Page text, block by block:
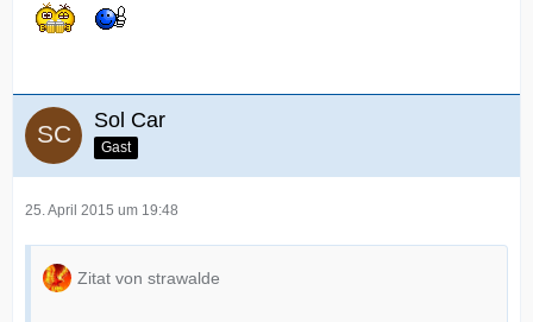
Sol Car
Gast
25. April 2015 um 19:48
Zitat von strawalde